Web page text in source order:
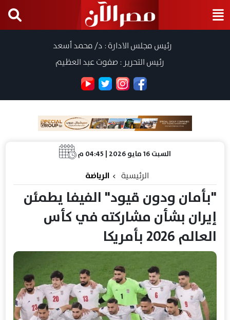
رئيس مجلس الادارة : د/ محمد أسعد
رئيس التحرير : صفوت عبد العظيم
السبت 16 مايو 2026 | 04:45 م
الرئيسية الرياضة
"بأمان ودون قيود" الفيفا يطمئن
إيران بشأن مشاركته في كأس
العالم 2026 بأمريكا